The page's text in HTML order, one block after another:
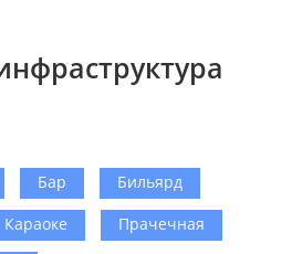
Бар
Бильярд
Караоке
Прачечная